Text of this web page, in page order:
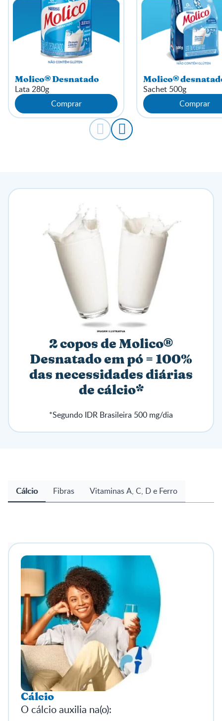
Molico® Desnatado
Lata 280g
Comprar
Molico®
Sachet 500g
Comprar
2 copos de Molico®
Desnatado em pó = 100%
das necessidades diárias
de cálcio*
*Segundo IDR Brasileira 500 mg/dia
Cálcio Fibras Vitaminas A, C, D e Ferro
Cálcio
O cálcio auxilia na(o):